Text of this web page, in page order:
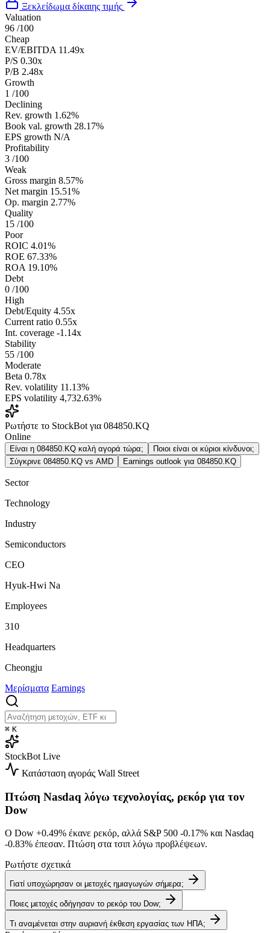
Ξεκλείδωμα δίκαιης τιμής
Valuation
96 /100
Cheap
EV/EBITDA 11.49x
P/S 0.30x
P/B 2.48x
Growth
1 /100
Declining
Rev. growth 1.62%
Book val. growth 28.17%
EPS growth N/A
Profitability
3 /100
Weak
Gross margin 8.57%
Net margin 15.51%
Op. margin 2.77%
Quality
15 /100
Poor
ROIC 4.01%
ROE 67.33%
ROA 19.10%
Debt
0 /100
High
Debt/Equity 4.55x
Current ratio 0.55x
Int. coverage -1.14x
Stability
55 /100
Moderate
Beta 0.78x
Rev. volatility 11.13%
EPS volatility 4,732.63%
Ρωτήστε το StockBot για 084850.KQ
Online
Είναι η 084850.KQ καλή αγορά τώρα;
Ποιοι είναι οι κύριοι κίνδυνοι;
Σύγκρινε 084850.KQ vs AMD
Earnings outlook για 084850.KQ
Sector
Technology
Industry
Semiconductors
CEO
Hyuk-Hwi Na
Employees
310
Headquarters
Cheongju
Μερίσματα Earnings
⌘ K
StockBot Live
Κατάσταση αγοράς Wall Street
Πτώση Nasdaq λόγω τεχνολογίας, ρεκόρ για τον
Dow
Ο Dow +0.49% έκανε ρεκόρ, αλλά S&P 500 -0.17% και Nasdaq
-0.83% έπεσαν. Πτώση στα τσιπ λόγω προβλέψεων.
Ρωτήστε σχετικά
Γιατί υποχώρησαν οι μετοχές ημιαγωγών σήμερα;
Ποιες μετοχές οδήγησαν το ρεκόρ του Dow;
Τι αναμένεται στην αυριανή έκθεση εργασίας των ΗΠΑ;